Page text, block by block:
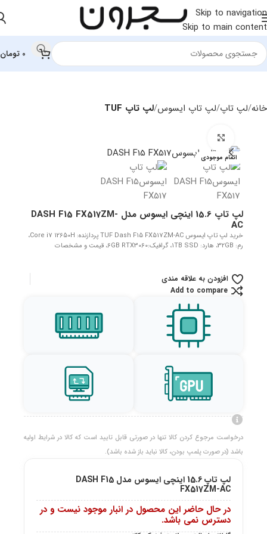
Skip to navigation
Skip to main content
0 تومان
خانه لپ تاپ لپ تاپ ایسوس لپ تاپ TUF
اتمام موجودی
لپ تاپ 15.6 اینچی ایسوس مدل DASH F15 FX517ZM-
AC
خرید لپ تاپ ایسوس TUF Dash F15 FX517ZM-AC پردازنده: Core i7 12650H،
رم: 32GB، هارد: 1TB SSD، گرافیک:6GB RTX3060، قیمت و مشخصات
افزودن به علاقه مندی
Add to compare
درخواست مرجوع کردن کالا تنها در صورتی قابل تایید است که کالا در شرایط اولیه
باشد (در صورت پلمپ بودن، کالا نباید باز شده باشد).
لپ تاپ 15.6 اینچی ایسوس مدل DASH F15
FX517ZM-AC
در حال حاضر این محصول در انبار موجود نیست و در
دسترس نمی باشد.